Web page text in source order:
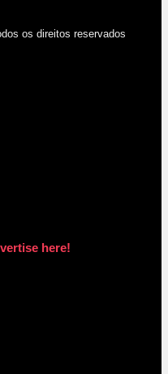
os direitos reservados
here!